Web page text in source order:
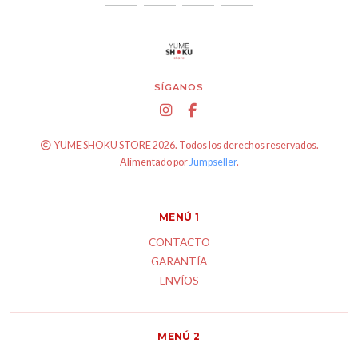
SÍGANOS
YUME SHOKU STORE 2026. Todos los derechos reservados.
Alimentado porJumpseller.
MENÚ 1
CONTACTO
GARANTÍA
ENVÍOS
MENÚ 2